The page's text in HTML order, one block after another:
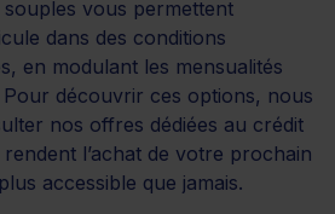
vous permettent
dans des conditions
en modulant les mensualités
découvrir ces options, nous
nos offres dédiées au crédit
l’achat de votre prochain
accessible que jamais.